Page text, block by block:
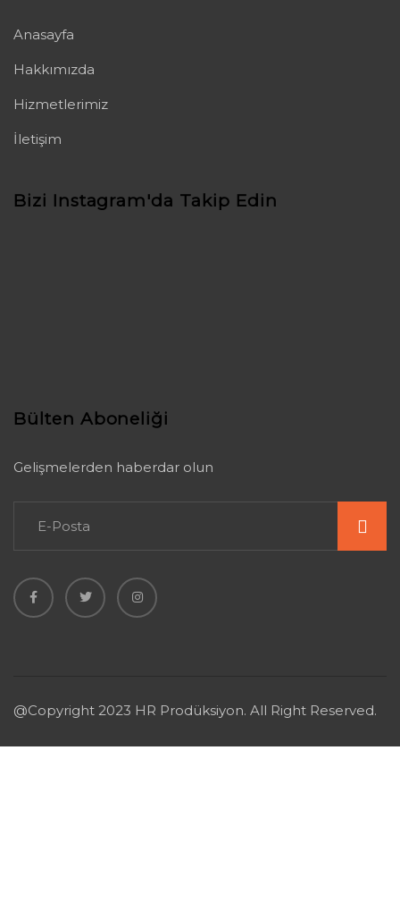
Anasayfa
Hakkımızda
Hizmetlerimiz
İletişim
Bizi Instagram'da Takip Edin
Bülten Aboneliği
Gelişmelerden haberdar olun
@Copyright 2023 HR Prodüksiyon. All Right Reserved.